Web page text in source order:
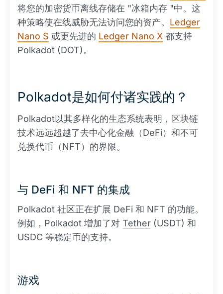
将您的加密货币离线存储在 "冰箱内存 "中。这
种策略使在线威胁无法访问您的资产。 Ledger
Nano S 或更先进的 Ledger Nano X 都支持
Polkadot (DOT)。
Polkadot是如何付诸实践的？
Polkadot以其多样化的生态系统表明，区块链
技术远远超越了去中心化金融（DeFi）和不可
兑换代币（NFT）的界限。
与 DeFi 和 NFT 的集成
Polkadot 社区正在扩展 DeFi 和 NFT 的功能。
例如，Polkadot 增加了对 Tether (USDT) 和
USDC 等稳定币的支持。
游戏